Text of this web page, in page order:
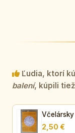
Ľudia, ktorí
balení, kúpili
2,50 €